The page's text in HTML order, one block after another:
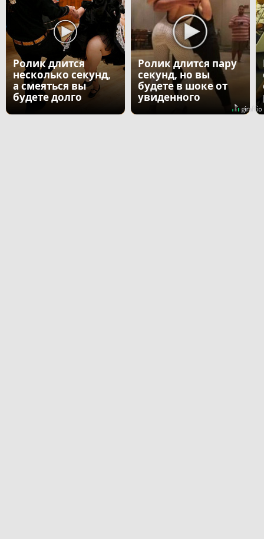
Ролик длится
несколько секунд,
а смеяться вы
будете долго
Ролик длится пару
секунд, но вы
будете в шоке от
увиденного